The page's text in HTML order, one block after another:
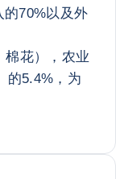
的70%以及外
棉花），农业
的5.4%，为